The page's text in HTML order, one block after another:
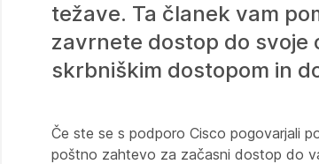
težave. Ta članek vam
zavrnete dostop do svoje
skrbniškim dostopom in
Če ste se s podporo Cisco pogovarjali
poštno zahtevo za začasni dostop do